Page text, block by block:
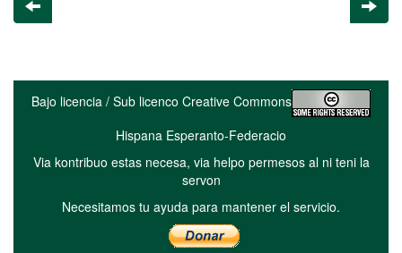
Bajo licencia / Sub licenco Creative Commons
Hispana Esperanto-Federacio
Via kontribuo estas necesa, via helpo permesos al ni teni la
servon
Necesitamos tu ayuda para mantener el servicio.